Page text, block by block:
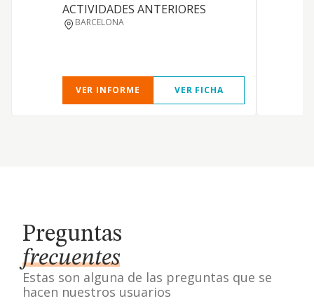
ACTIVIDADES ANTERIORES
BARCELONA
VER INFORME VER FICHA
Preguntas
frecuentes
Estas son alguna de las preguntas que se
hacen nuestros usuarios